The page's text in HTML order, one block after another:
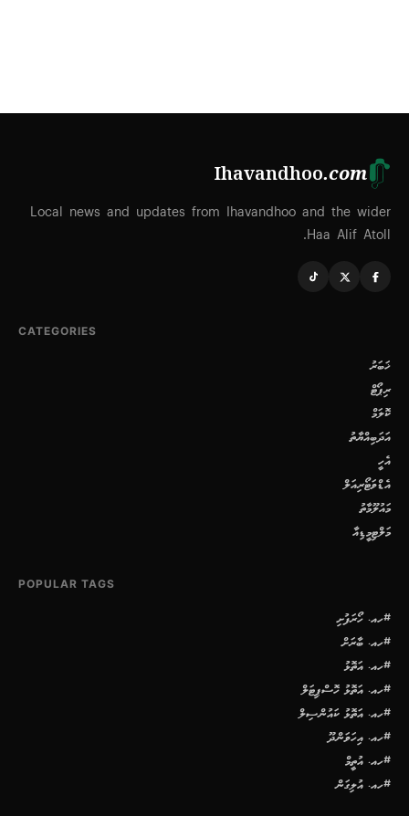
Ihavandhoo.com
Local news and updates from Ihavandhoo and the wider
Haa Alif Atoll.
CATEGORIES
ޚަބަރު
ރިޕޯޓް
ކޮލަމް
އަދަބިއްޔާތު
އެހީ
އެޑްވަޓޯރިއަލް
މައުލޫމާތު
މަލްޓިމީޑިއާ
POPULAR TAGS
#ހއ. ހޯރަފުށި
#ހއ. ބާރަށް
#ހއ. އަތޮޅު
#ހއ. އަތޮޅު ހޮސްޕިޓަލް
#ހއ. އަތޮޅު ކައުންސިލް
#ހއ. އިހަވަންދޫ
#ހއ. އުތީމް
#ހއ. އުލިގަން